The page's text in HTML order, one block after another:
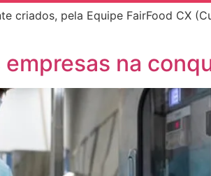
pela Equipe FairFood CX
na